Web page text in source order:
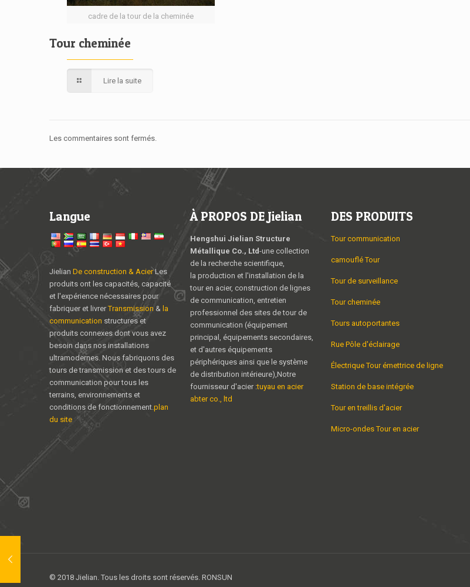
cadre de la tour de la cheminée
Tour cheminée
Lire la suite
Les commentaires sont fermés.
Langue
Jielian De construction & AcierLes
produits ont les capacités, capacité
et l'expérience nécessaires pour
fabriquer et livrerTransmission & la
communication structures et
produits connexes dont vous avez
besoin dans nos installations
ultramodernes. Nous fabriquons des
tours de transmission et des tours de
communication pour tous les
terrains, environnements et
conditions de fonctionnement. plan
du site
À PROPOS DE Jielian
Hengshui Jielian Structure
Métallique Co., Ltd-une collection
de la recherche scientifique,
la production et l'installation de la
tour en acier, construction de lignes
de communication, entretien
professionnel des sites de tour de
communication (équipement
principal, équipements secondaires,
et d'autres équipements
périphériques ainsi que le système
de distribution intérieure),Notre
fournisseur d'acier :tuyau en acier
abter co., ltd
DES PRODUITS
Tour communication
camouflé Tour
Tour de surveillance
Tour cheminée
Tours autoportantes
Rue Pôle d'éclairage
Électrique Tour émettrice de ligne
Station de base intégrée
Tour en treillis d'acier
Micro-ondes Tour en acier
© 2018 Jielian. Tous les droits sont réservés. RONSUN